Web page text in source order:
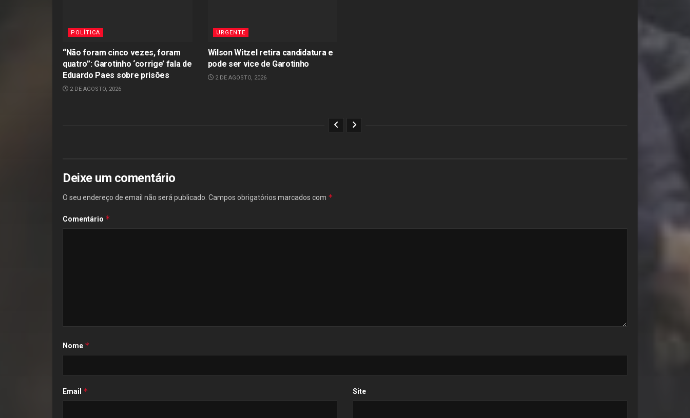
POLÍTICA
“Não foram cinco vezes, foram
quatro”: Garotinho ‘corrige’ fala de
Eduardo Paes sobre prisões
2 DE AGOSTO, 2026
URGENTE
Wilson Witzel retira candidatura e
pode ser vice de Garotinho
2 DE AGOSTO, 2026
Deixe um comentário
O seu endereço de email não será publicado. Campos obrigatórios marcados com *
Comentário *
Nome *
Email * Site